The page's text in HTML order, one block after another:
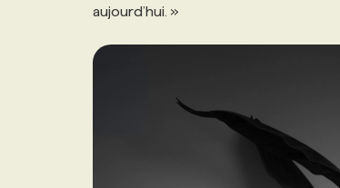
aujourd’hui. »